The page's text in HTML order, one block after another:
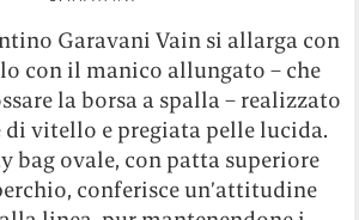
Garavani Vain si allarga con
con il manico allungato – che
la borsa a spalla – realizzato
vitello e pregiata pelle lucida.
bag ovale, con patta superiore
conferisce un’attitudine